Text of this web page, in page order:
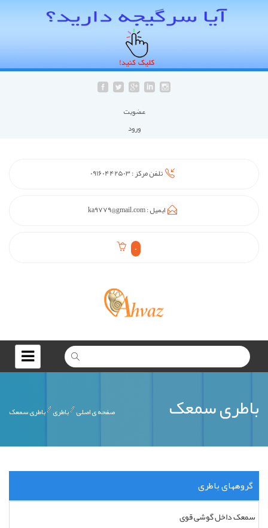
عضويت
ورود
تلفن مرکز :09160442503
ایمیل :ka9779@gmail.com
0
باطری سمعک صفحه ی اصلی باطری باطری سمعک
گروههای باطری
سمعک داخل گوشی قوی